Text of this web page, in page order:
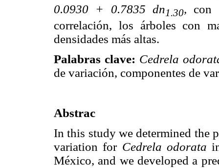
0.0930 + 0.7835 dn1.30, con
correlación, los árboles con
densidades más altas.
Palabras clave: Cedrela
de variación, componentes de
Abstrac
In this study we determined the
variation for Cedrela odorata
México, and we developed a